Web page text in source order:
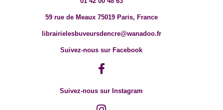
59 rue de Meaux 75019 Paris, France
librairielesbuveursdencre@wanadoo.fr
Suivez-nous sur Facebook
Suivez-nous sur Instagram